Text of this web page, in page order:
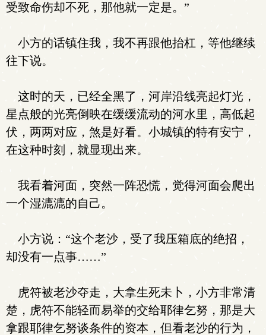
受致命伤却不死，那他就一定是。”
小方的话镇住我，我不再跟他抬杠，等他继续
往下说。
这时的天，已经全黑了，河岸沿线亮起灯光，
星点般的光亮倒映在缓缓流动的河水里，高低起
伏，两两对应，煞是好看。小城镇的特有安宁，
在这种时刻，就显现出来。
我看着河面，突然一阵恐慌，觉得河面会爬出
一个湿漉漉的自己。
小方说：“这个老沙，受了我压箱底的绝招，
却没有一点事……”
虎符被老沙夺走，大拿生死未卜，小方非常清
楚，虎符不能轻而易举的交给耶律乞努，那是大
拿跟耶律乞努谈条件的资本，但看老沙的行为，